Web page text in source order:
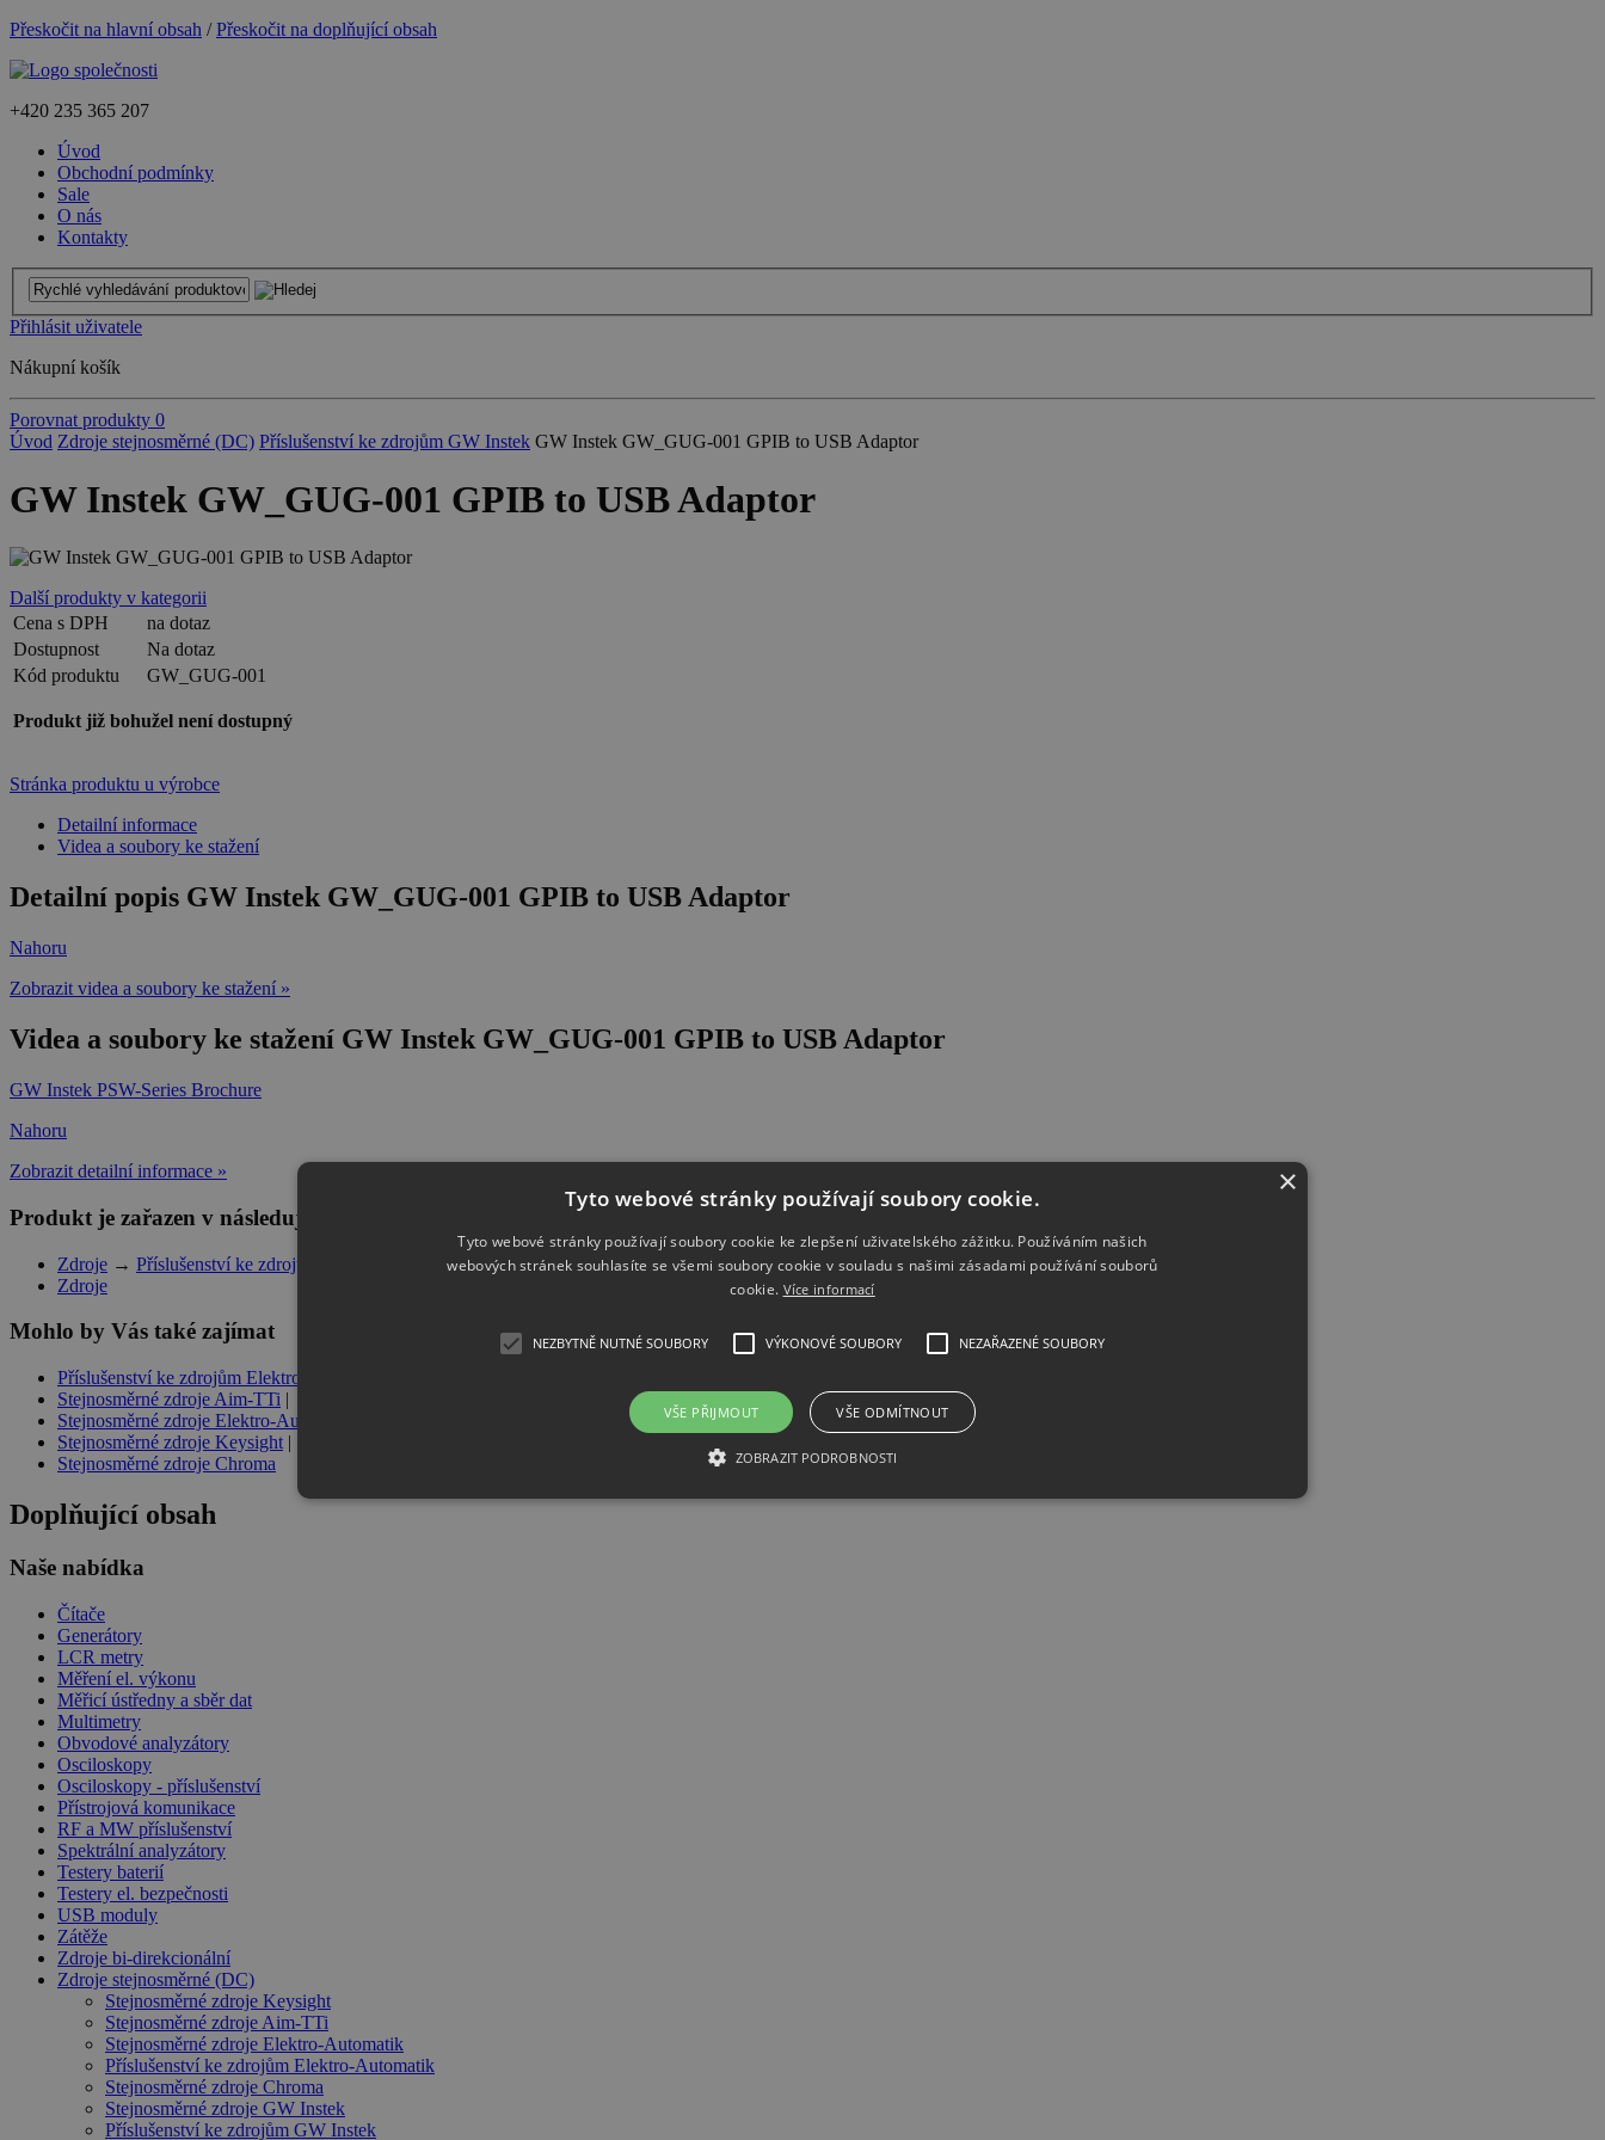
Přeskočit na hlavní obsah /Přeskočit na doplňující obsah
+420 235 365 207
Úvod
Obchodní podmínky
Sale
O nás
Kontakty
Přihlásit uživatele
Nákupní košík
Porovnat produkty 0
Úvod Zdroje stejnosměrné (DC) Příslušenství ke zdrojům GW Instek GW Instek GW_GUG-001 GPIB to USB Adaptor
GW Instek GW_GUG-001 GPIB to USB Adaptor
Další produkty v kategorii
Cena s DPH
na dotaz
Dostupnost
Na dotaz
Kód produktu
GW_GUG-001
Produkt již bohužel není dostupný
Stránka produktu u výrobce
Detailní informace
Videa a soubory ke stažení
Detailní popis GW Instek GW_GUG-001 GPIB to USB Adaptor
Nahoru
Zobrazit videa a soubory ke stažení »
Videa a soubory ke stažení GW Instek GW_GUG-001 GPIB to USB Adaptor
GW Instek PSW-Series Brochure
Nahoru
Zobrazit detailní informace »
Produkt je zařazen v následujících kategoriích
Zdroje → Příslušenství ke zdrojům GW Instek
Zdroje
Mohlo by Vás také zajímat
Příslušenství ke zdrojům Elektro-Automatik
Stejnosměrné zdroje Aim-TTi |
Stejnosměrné zdroje Elektro-Automatik
Stejnosměrné zdroje Keysight |
Stejnosměrné zdroje Chroma
Doplňující obsah
Naše nabídka
Čítače
Generátory
LCR metry
Měření el. výkonu
Měřicí ústředny a sběr dat
Multimetry
Obvodové analyzátory
Osciloskopy
Osciloskopy - příslušenství
Přístrojová komunikace
RF a MW příslušenství
Spektrální analyzátory
Testery baterií
Testery el. bezpečnosti
USB moduly
Zátěže
Zdroje bi-direkcionální
Zdroje stejnosměrné (DC)
Stejnosměrné zdroje Keysight
Stejnosměrné zdroje Aim-TTi
Stejnosměrné zdroje Elektro-Automatik
Příslušenství ke zdrojům Elektro-Automatik
Stejnosměrné zdroje Chroma
Stejnosměrné zdroje GW Instek
Příslušenství ke zdrojům GW Instek
×
Tyto webové stránky používají soubory cookie.
Tyto webové stránky používají soubory cookie ke zlepšení uživatelského zážitku. Používáním našich
webových stránek souhlasíte se všemi soubory cookie v souladu s našimi zásadami používání souborů
cookie. Více informací
NEZBYTNĚ NUTNÉ SOUBORY VÝKONOVÉ SOUBORY NEZAŘAZENÉ SOUBORY
VŠE PŘIJMOUT VŠE ODMÍTNOUT
ZOBRAZIT PODROBNOSTI